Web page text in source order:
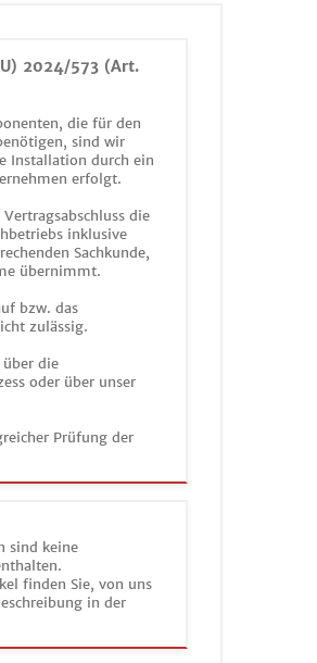
2024/573 (Art.
die für den
sind wir
Installation durch ein
erfolgt.
die
inklusive
Sachkunde,
übernimmt.
bzw. das
zulässig.
die
oder über unser
Prüfung der
sind keine
finden Sie, von uns
in der